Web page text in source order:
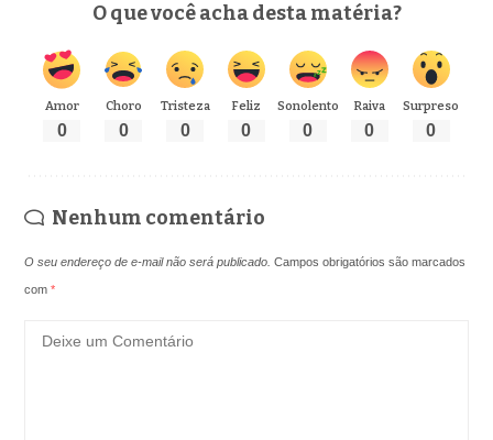
O que você acha desta matéria?
Amor
0
Choro
0
Tristeza
0
Feliz
0
Sonolento
0
Raiva
0
Surpreso
0
Nenhum comentário
O seu endereço de e-mail não será publicado. Campos obrigatórios são marcados
com*